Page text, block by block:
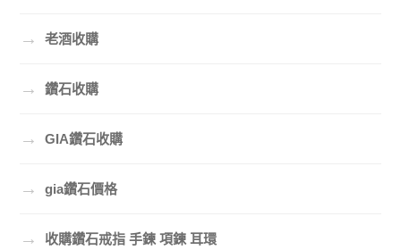
→ 老酒收購
→ 鑽石收購
→ GIA鑽石收購
→ gia鑽石價格
→ 收購鑽石戒指 手鍊 項鍊 耳環